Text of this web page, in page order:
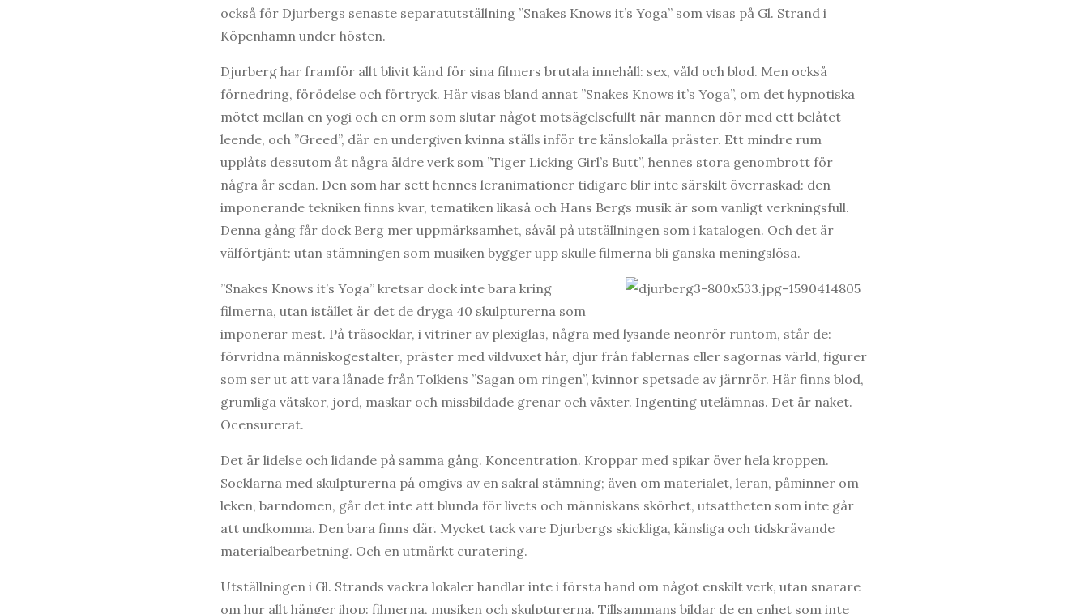
också för Djurbergs senaste separatutställning ”Snakes Knows it’s Yoga” som visas på Gl. Strand i
Köpenhamn under hösten.
Djurberg har framför allt blivit känd för sina filmers brutala innehåll: sex, våld och blod. Men också
förnedring, förödelse och förtryck. Här visas bland annat ”Snakes Knows it’s Yoga”, om det hypnotiska
mötet mellan en yogi och en orm som slutar något motsägelsefullt när mannen dör med ett belåtet
leende, och ”Greed”, där en undergiven kvinna ställs inför tre känslokalla präster. Ett mindre rum
upplåts dessutom åt några äldre verk som ”Tiger Licking Girl’s Butt”, hennes stora genombrott för
några år sedan. Den som har sett hennes leranimationer tidigare blir inte särskilt överraskad: den
imponerande tekniken finns kvar, tematiken likaså och Hans Bergs musik är som vanligt verkningsfull.
Denna gång får dock Berg mer uppmärksamhet, såväl på utställningen som i katalogen. Och det är
välförtjänt: utan stämningen som musiken bygger upp skulle filmerna bli ganska meningslösa.
”Snakes Knows it’s Yoga” kretsar dock inte bara kring
filmerna, utan istället är det de dryga 40 skulpturerna som
imponerar mest. På träsocklar, i vitriner av plexiglas, några med lysande neonrör runtom, står de:
förvridna människogestalter, präster med vildvuxet hår, djur från fablernas eller sagornas värld, figurer
som ser ut att vara lånade från Tolkiens ”Sagan om ringen”, kvinnor spetsade av järnrör. Här finns blod,
grumliga vätskor, jord, maskar och missbildade grenar och växter. Ingenting utelämnas. Det är naket.
Ocensurerat.
Det är lidelse och lidande på samma gång. Koncentration. Kroppar med spikar över hela kroppen.
Socklarna med skulpturerna på omgivs av en sakral stämning; även om materialet, leran, påminner om
leken, barndomen, går det inte att blunda för livets och människans skörhet, utsattheten som inte går
att undkomma. Den bara finns där. Mycket tack vare Djurbergs skickliga, känsliga och tidskrävande
materialbearbetning. Och en utmärkt curatering.
Utställningen i Gl. Strands vackra lokaler handlar inte i första hand om något enskilt verk, utan snarare
om hur allt hänger ihop: filmerna, musiken och skulpturerna. Tillsammans bildar de en enhet som inte